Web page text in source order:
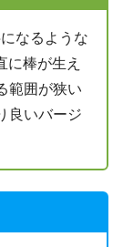
なるような
に棒が生え
範囲が狭い
良いバージ